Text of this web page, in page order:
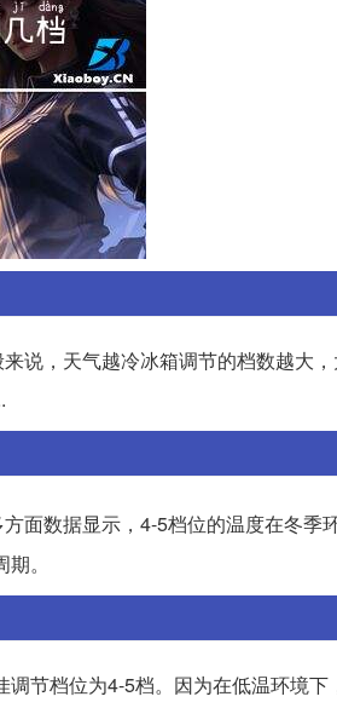
说，天气越冷冰箱调节的档数越大
面数据显示，4-5档位的温度在冬
。
节档位为4-5档。因为在低温环境